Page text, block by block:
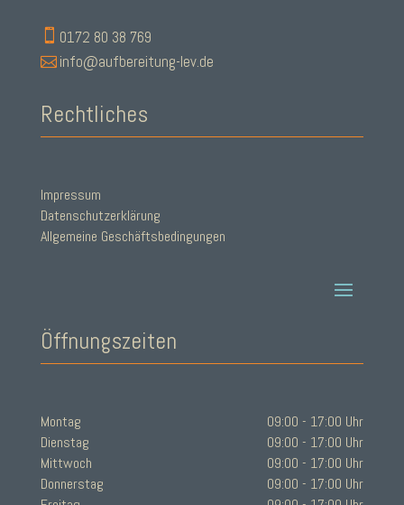
 0172 80 38 769
 info@aufbereitung-lev.de
Rechtliches
Impressum
Datenschutzerklärung
Allgemeine Geschäftsbedingungen
Öffnungszeiten
Montag
09:00 - 17:00 Uhr
Dienstag
09:00 - 17:00 Uhr
Mittwoch
09:00 - 17:00 Uhr
Donnerstag
09:00 - 17:00 Uhr